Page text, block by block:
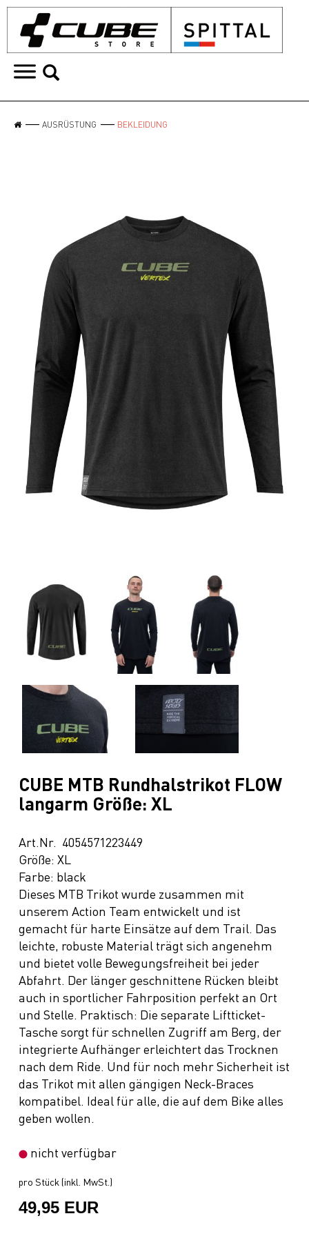
AUSRÜSTUNG BEKLEIDUNG
CUBE MTB Rundhalstrikot FLOW
langarm Größe: XL
Art.Nr. 4054571223449
Größe: XL
Farbe: black
Dieses MTB Trikot wurde zusammen mit
unserem Action Team entwickelt und ist
gemacht für harte Einsätze auf dem Trail. Das
leichte, robuste Material trägt sich angenehm
und bietet volle Bewegungsfreiheit bei jeder
Abfahrt. Der länger geschnittene Rücken bleibt
auch in sportlicher Fahrposition perfekt an Ort
und Stelle. Praktisch: Die separate Liftticket-
Tasche sorgt für schnellen Zugriff am Berg, der
integrierte Aufhänger erleichtert das Trocknen
nach dem Ride. Und für noch mehr Sicherheit ist
das Trikot mit allen gängigen Neck-Braces
kompatibel. Ideal für alle, die auf dem Bike alles
geben wollen.
nicht verfügbar
pro Stück (inkl. MwSt.)
49,95 EUR